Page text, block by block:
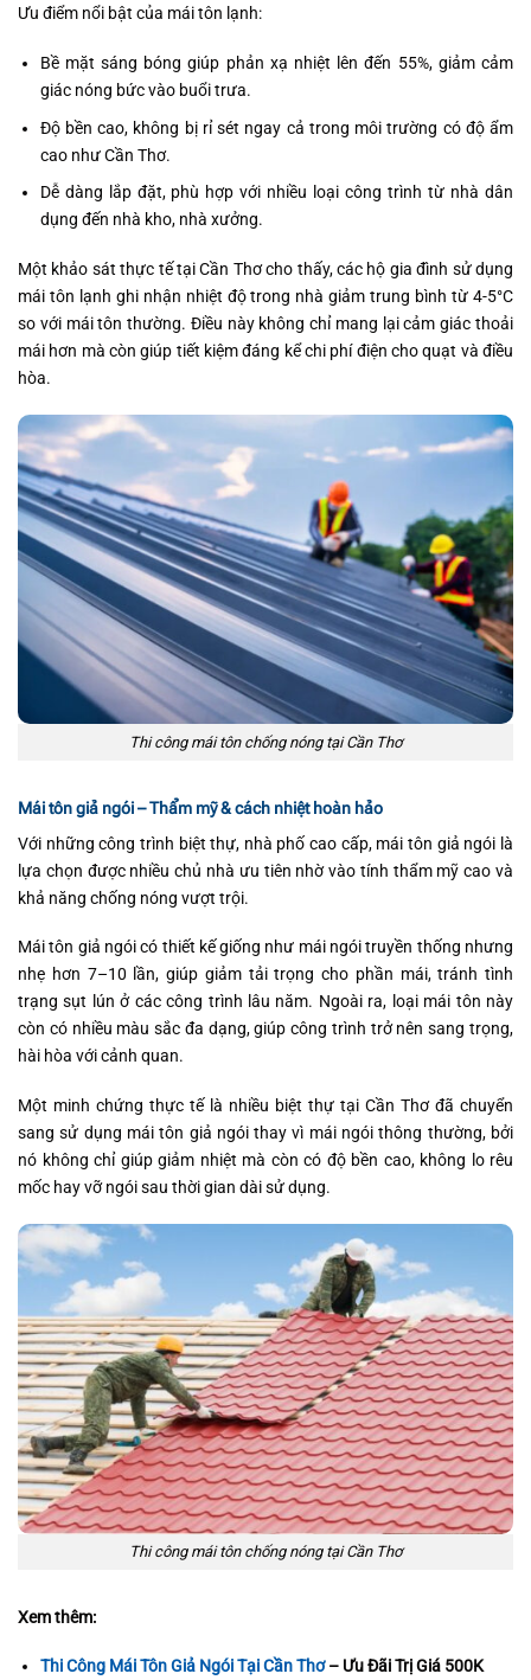
Ưu điểm nổi bật của mái tôn lạnh:
Bề mặt sáng bóng giúp phản xạ nhiệt lên đến 55%, giảm cảm
giác nóng bức vào buổi trưa.
Độ bền cao, không bị rỉ sét ngay cả trong môi trường có độ ẩm
cao như Cần Thơ.
Dễ dàng lắp đặt, phù hợp với nhiều loại công trình từ nhà dân
dụng đến nhà kho, nhà xưởng.
Một khảo sát thực tế tại Cần Thơ cho thấy, các hộ gia đình sử dụng
mái tôn lạnh ghi nhận nhiệt độ trong nhà giảm trung bình từ 4-5°C
so với mái tôn thường. Điều này không chỉ mang lại cảm giác thoải
mái hơn mà còn giúp tiết kiệm đáng kể chi phí điện cho quạt và điều
hòa.
Thi công mái tôn chống nóng tại Cần Thơ
Mái tôn giả ngói – Thẩm mỹ & cách nhiệt hoàn hảo
Với những công trình biệt thự, nhà phố cao cấp, mái tôn giả ngói là
lựa chọn được nhiều chủ nhà ưu tiên nhờ vào tính thẩm mỹ cao và
khả năng chống nóng vượt trội.
Mái tôn giả ngói có thiết kế giống như mái ngói truyền thống nhưng
nhẹ hơn 7–10 lần, giúp giảm tải trọng cho phần mái, tránh tình
trạng sụt lún ở các công trình lâu năm. Ngoài ra, loại mái tôn này
còn có nhiều màu sắc đa dạng, giúp công trình trở nên sang trọng,
hài hòa với cảnh quan.
Một minh chứng thực tế là nhiều biệt thự tại Cần Thơ đã chuyển
sang sử dụng mái tôn giả ngói thay vì mái ngói thông thường, bởi
nó không chỉ giúp giảm nhiệt mà còn có độ bền cao, không lo rêu
mốc hay vỡ ngói sau thời gian dài sử dụng.
Thi công mái tôn chống nóng tại Cần Thơ
Xem thêm:
Thi Công Mái Tôn Giả Ngói Tại Cần Thơ– Ưu Đãi Trị Giá 500K